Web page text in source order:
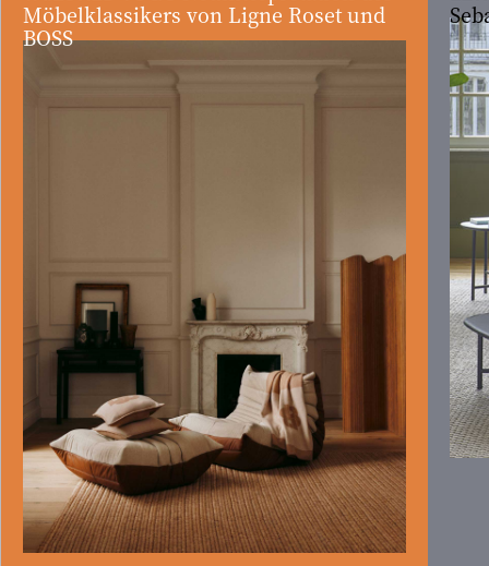
Möbelklassikers von Ligne Roset und
BOSS